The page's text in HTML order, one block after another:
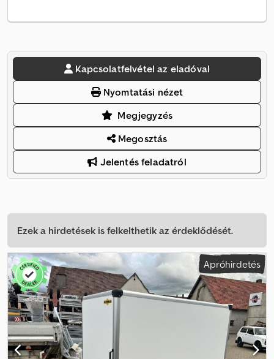
Kapcsolatfelvétel az eladóval
Nyomtatási nézet
Megjegyzés
Megosztás
Jelentés feladatról
Ezek a hirdetések is felkelthetik az érdeklődését.
Apróhirdetés